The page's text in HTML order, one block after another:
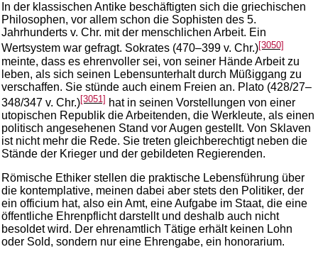
In der klassischen Antike beschäftigten sich die griechischen
Philosophen, vor allem schon die Sophisten des 5.
Jahrhunderts v. Chr. mit der menschlichen Arbeit. Ein
Wertsystem war gefragt. Sokrates (470–399 v. Chr.)[3050]
meinte, dass es ehrenvoller sei, von seiner Hände Arbeit zu
leben, als sich seinen Lebensunterhalt durch Müßiggang zu
verschaffen. Sie stünde auch einem Freien an. Plato (428/27–
348/347 v. Chr.)[3051] hat in seinen Vorstellungen von einer
utopischen Republik die Arbeitenden, die Werkleute, als einen
politisch angesehenen Stand vor Augen gestellt. Von Sklaven
ist nicht mehr die Rede. Sie treten gleichberechtigt neben die
Stände der Krieger und der gebildeten Regierenden.
Römische Ethiker stellen die praktische Lebensführung über
die kontemplative, meinen dabei aber stets den Politiker, der
ein officium hat, also ein Amt, eine Aufgabe im Staat, die eine
öffentliche Ehrenpflicht darstellt und deshalb auch nicht
besoldet wird. Der ehrenamtlich Tätige erhält keinen Lohn
oder Sold, sondern nur eine Ehrengabe, ein honorarium.